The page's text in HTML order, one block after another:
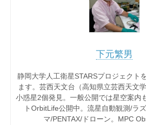
下元繁男
静岡大学人工衛星STARSプロジェクト
ます。芸西天文台（高知県立芸西天文
小惑星2個発見。一般公開では星空案内
トOrbitLife公開中。流星自動観測/ラ
マ/PENTAX/ドローン。MPC